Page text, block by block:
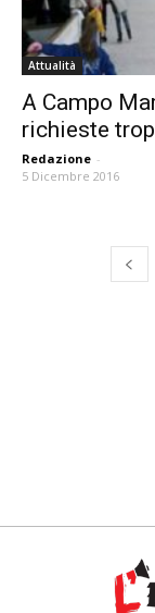
Attualità
A Campo
richieste
Redazione -
5 Dicembre 2016